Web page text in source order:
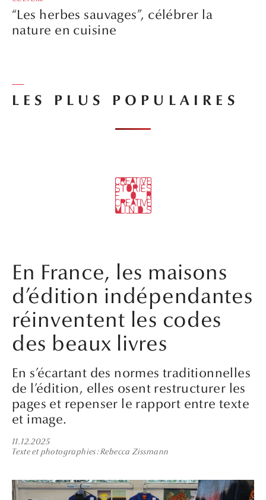
“Les herbes sauvages”, célébrer la
nature en cuisine
LES PLUS POPULAIRES
En France, les maisons
d’édition indépendantes
réinventent les codes
des beaux livres
En s’écartant des normes traditionnelles
de l’édition, elles osent restructurer les
pages et repenser le rapport entre texte
et image.
11.12.2025
Texte et photographies Rebecca Zissmann